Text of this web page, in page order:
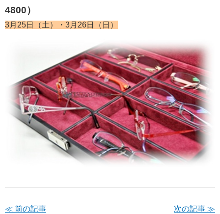
4800）
3月25日（土）・3月26日（日）
≪ 前の記事 次の記事 ≫